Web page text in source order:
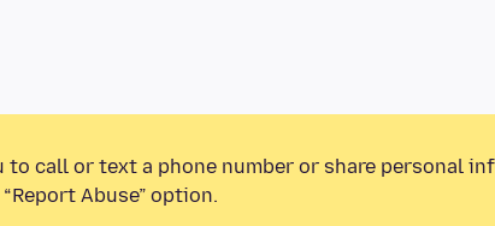
to call or text a phone number or share personal
Abuse” option.